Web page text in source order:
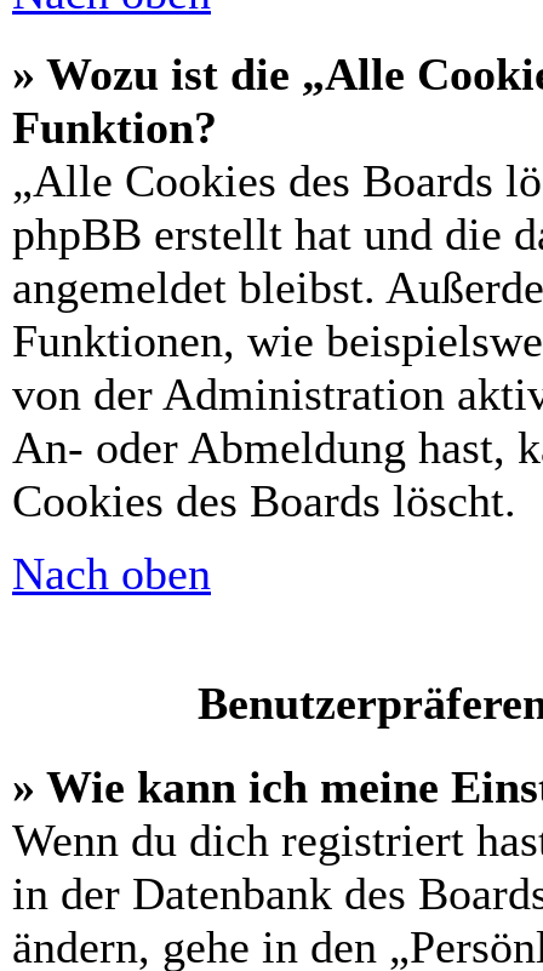
» Wozu ist die „Alle
Funktion?
„Alle Cookies des Boards
phpBB erstellt hat und die
angemeldet bleibst.
Funktionen, wie
von der Administration
An- oder Abmeldung hast,
Cookies des Boards löscht.
Nach oben
» Wie kann ich meine
Wenn du dich registriert
in der Datenbank des
ändern, gehe in den